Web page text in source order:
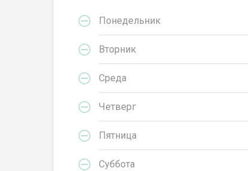
Понедельник
Вторник
Среда
Четверг
Пятница
Суббота